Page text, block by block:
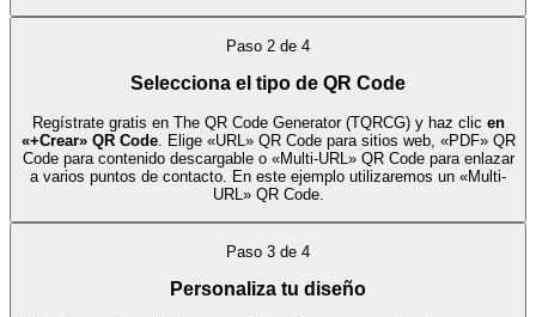
Paso 2 de 4
Selecciona el tipo de QR Code
Regístrate gratis en The QR Code Generator (TQRCG) y haz clic en
«+Crear» QR Code. Elige «URL» QR Code para sitios web, «PDF» QR
Code para contenido descargable o «Multi-URL» QR Code para enlazar
a varios puntos de contacto. En este ejemplo utilizaremos un «Multi-
URL» QR Code.
Paso 3 de 4
Personaliza tu diseño